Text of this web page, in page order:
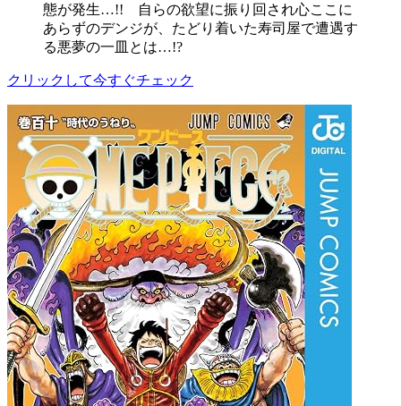
態が発生…!! 自らの欲望に振り回され心ここに
あらずのデンジが、たどり着いた寿司屋で遭遇す
る悪夢の一皿とは…!?
クリックして今すぐチェック